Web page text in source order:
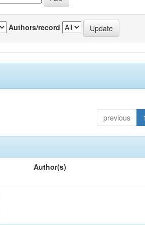
Authors/record
previous 1
Author(s)